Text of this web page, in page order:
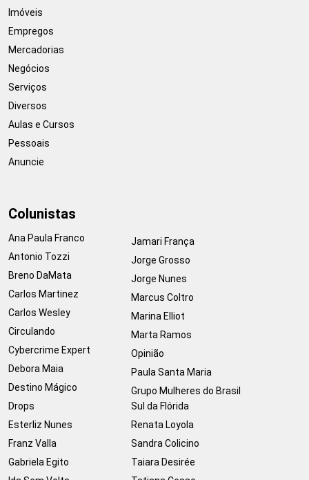
Imóveis
Empregos
Mercadorias
Negócios
Serviços
Diversos
Aulas e Cursos
Pessoais
Anuncie
Colunistas
Ana Paula Franco
Antonio Tozzi
Breno DaMata
Carlos Martinez
Carlos Wesley
Circulando
Cybercrime Expert
Debora Maia
Destino Mágico
Drops
Esterliz Nunes
Franz Valla
Gabriela Egito
Jamari França
Jorge Grosso
Jorge Nunes
Marcus Coltro
Marina Elliot
Marta Ramos
Opinião
Paula Santa Maria
Grupo Mulheres do Brasil
Sul da Flórida
Renata Loyola
Sandra Colicino
Taiara Desirée